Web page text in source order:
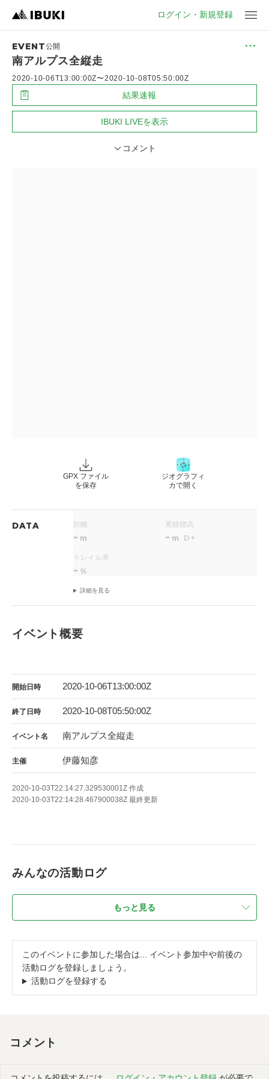
ログイン・新規登録
EVENT公開
南アルプス全縦走
2020-10-06T13:00:00Z〜2020-10-08T05:50:00Z
メ
結果速報
IBUKI LIVEを表示
コメント
DATA 距離
- m
累積標高
- m D+
トレイル率
- %
詳細を見る
GPX ファイル
を保存
ジオグラフィ
カで開く
イベント概要
開始日時 2020-10-06T13:00:00Z
終了日時 2020-10-08T05:50:00Z
イベント名 南アルプス全縦走
主催 伊藤知彦
2020-10-03T22:14:27.329530001Z 作成
2020-10-03T22:14:28.467900038Z 最終更新
みんなの活動ログ
もっと見る
このイベントに参加した場合は... イベント参加中や前後の
活動ログを登録しましょう。
活動ログを登録する
コメント